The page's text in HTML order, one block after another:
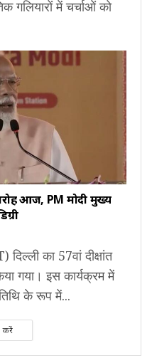
गलियारों में चर्चाओं को
आज, PM मोदी मुख्य
दिल्ली का 57वां दीक्षांत
गया। इस कार्यक्रम में
के रूप में...
करें